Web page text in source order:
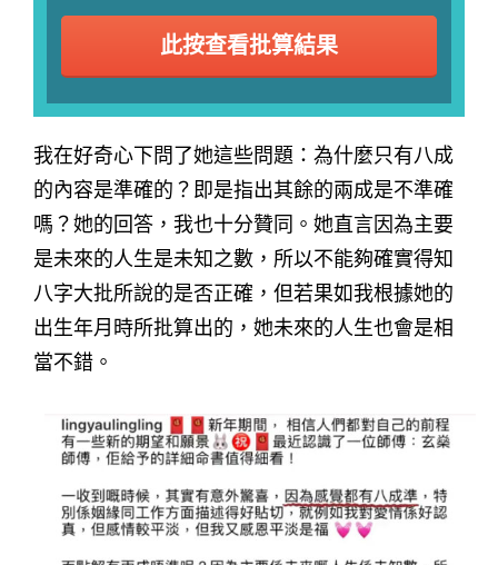
此按查看批算結果
我在好奇心下問了她這些問題：為什麼只有八成
的內容是準確的？即是指出其餘的兩成是不準確
嗎？她的回答，我也十分贊同。她直言因為主要
是未來的人生是未知之數，所以不能夠確實得知
八字大批所說的是否正確，但若果如我根據她的
出生年月時所批算出的，她未來的人生也會是相
當不錯。